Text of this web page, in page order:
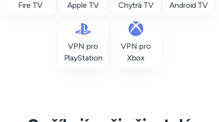
Fire TV
Apple TV
Chytrá TV
Android TV
VPN pro
PlayStation
VPN pro
Xbox